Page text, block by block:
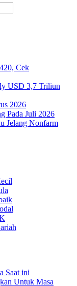
Cek
USD 3,7 Triliun
2026
Pada Juli 2026
Jelang Nonfarm
Saat ini
Untuk Masa